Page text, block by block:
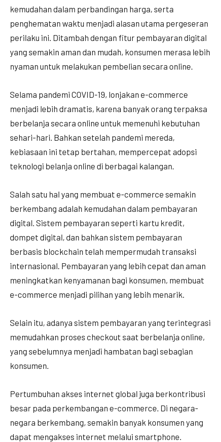
kemudahan dalam perbandingan harga, serta
penghematan waktu menjadi alasan utama pergeseran
perilaku ini. Ditambah dengan fitur pembayaran digital
yang semakin aman dan mudah, konsumen merasa lebih
nyaman untuk melakukan pembelian secara online.
Selama pandemi COVID-19, lonjakan e-commerce
menjadi lebih dramatis, karena banyak orang terpaksa
berbelanja secara online untuk memenuhi kebutuhan
sehari-hari. Bahkan setelah pandemi mereda,
kebiasaan ini tetap bertahan, mempercepat adopsi
teknologi belanja online di berbagai kalangan.
Salah satu hal yang membuat e-commerce semakin
berkembang adalah kemudahan dalam pembayaran
digital. Sistem pembayaran seperti kartu kredit,
dompet digital, dan bahkan sistem pembayaran
berbasis blockchain telah mempermudah transaksi
internasional. Pembayaran yang lebih cepat dan aman
meningkatkan kenyamanan bagi konsumen, membuat
e-commerce menjadi pilihan yang lebih menarik.
Selain itu, adanya sistem pembayaran yang terintegrasi
memudahkan proses checkout saat berbelanja online,
yang sebelumnya menjadi hambatan bagi sebagian
konsumen.
Pertumbuhan akses internet global juga berkontribusi
besar pada perkembangan e-commerce. Di negara-
negara berkembang, semakin banyak konsumen yang
dapat mengakses internet melalui smartphone.